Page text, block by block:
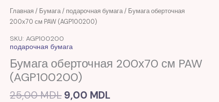
Главная / Бумага/ подарочная бумага/ Бумага оберточная
200х70 см PAW (AGP100200)
SKU: AGP100200
подарочная бумага
Бумага оберточная 200х70 см PAW
(AGP100200)
25,00MDL
Первоначальная
цена
25,00 MDL.
9,00 MDL
Текущая
Количество
товара
оберточная
200х70
см
PAW
(AGP100200)